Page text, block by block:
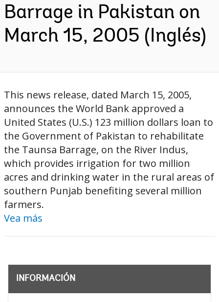
Barrage in Pakistan on
March 15, 2005 (Inglés)
This news release, dated March 15, 2005,
announces the World Bank approved a
United States (U.S.) 123 million dollars loan to
the Government of Pakistan to rehabilitate
the Taunsa Barrage, on the River Indus,
which provides irrigation for two million
acres and drinking water in the rural areas of
southern Punjab benefiting several million
farmers.
Vea más
INFORMACIÓN